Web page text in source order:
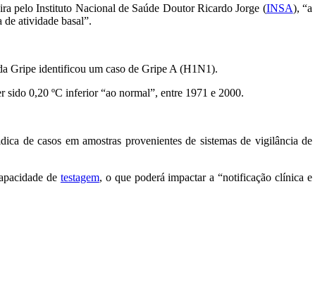
pelo Instituto Nacional de Saúde Doutor Ricardo Jorge (INSA), “a
atividade basal”.
Gripe identificou um caso de Gripe A (H1N1).
sido 0,20 ºC inferior “ao normal”, entre 1971 e 2000.
de casos em amostras provenientes de sistemas de vigilância de
de testagem, o que poderá impactar a “notificação clínica e